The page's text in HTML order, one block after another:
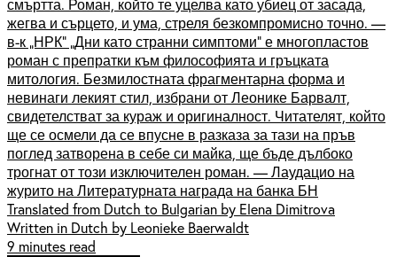
смъртта. Роман, който те уцелва като убиец от засада,
жегва и сърцето, и ума, стреля безкомпромисно точно. —
в-к „НРК” „Дни като странни симптоми” е многопластов
роман с препратки към философията и гръцката
митология. Безмилостната фрагментарна форма и
невинаги лекият стил, избрани от Леонике Барвалт,
свидетелстват за кураж и оригиналност. Читателят, който
ще се осмели да се впусне в разказа за тази на пръв
поглед затворена в себе си майка, ще бъде дълбоко
трогнат от този изключителен роман. — Лаудацио на
журито на Литературната награда на банка БН
Translated from Dutch to Bulgarian by Elena Dimitrova
Written in Dutch by Leonieke Baerwaldt
9 minutes read